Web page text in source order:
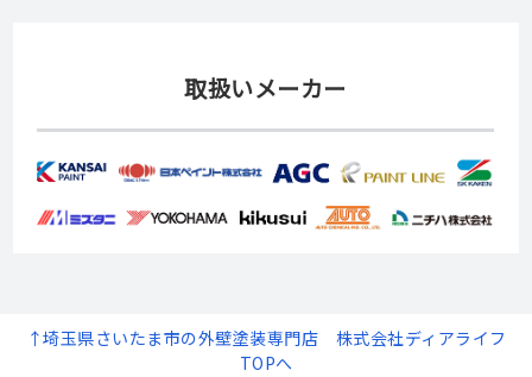
取扱いメーカー
↑埼玉県さいたま市の外壁塗装専門店 株式会社ディアライフ
TOPへ